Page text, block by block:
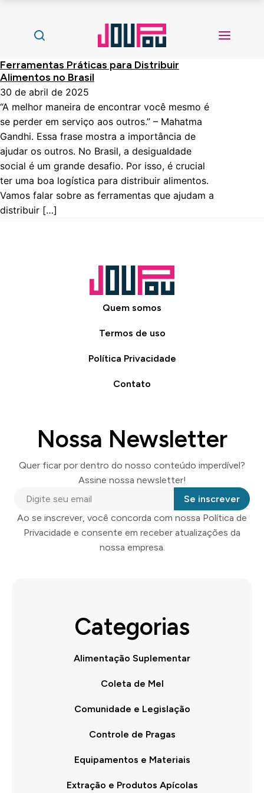
Ferramentas Práticas para Distribuir
Alimentos no Brasil
30 de abril de 2025
“A melhor maneira de encontrar você mesmo é
se perder em serviço aos outros.” – Mahatma
Gandhi. Essa frase mostra a importância de
ajudar os outros. No Brasil, a desigualdade
social é um grande desafio. Por isso, é crucial
ter uma boa logística para distribuir alimentos.
Vamos falar sobre as ferramentas que ajudam a
distribuir […]
Quem somos
Termos de uso
Política Privacidade
Contato
Nossa Newsletter
Quer ficar por dentro do nosso conteúdo imperdível?
Assine nossa newsletter!
Se inscrever
Ao se inscrever, você concorda com nossa Política de
Privacidade e consente em receber atualizações da
nossa empresa.
Categorias
Alimentação Suplementar
Coleta de Mel
Comunidade e Legislação
Controle de Pragas
Equipamentos e Materiais
Extração e Produtos Apícolas